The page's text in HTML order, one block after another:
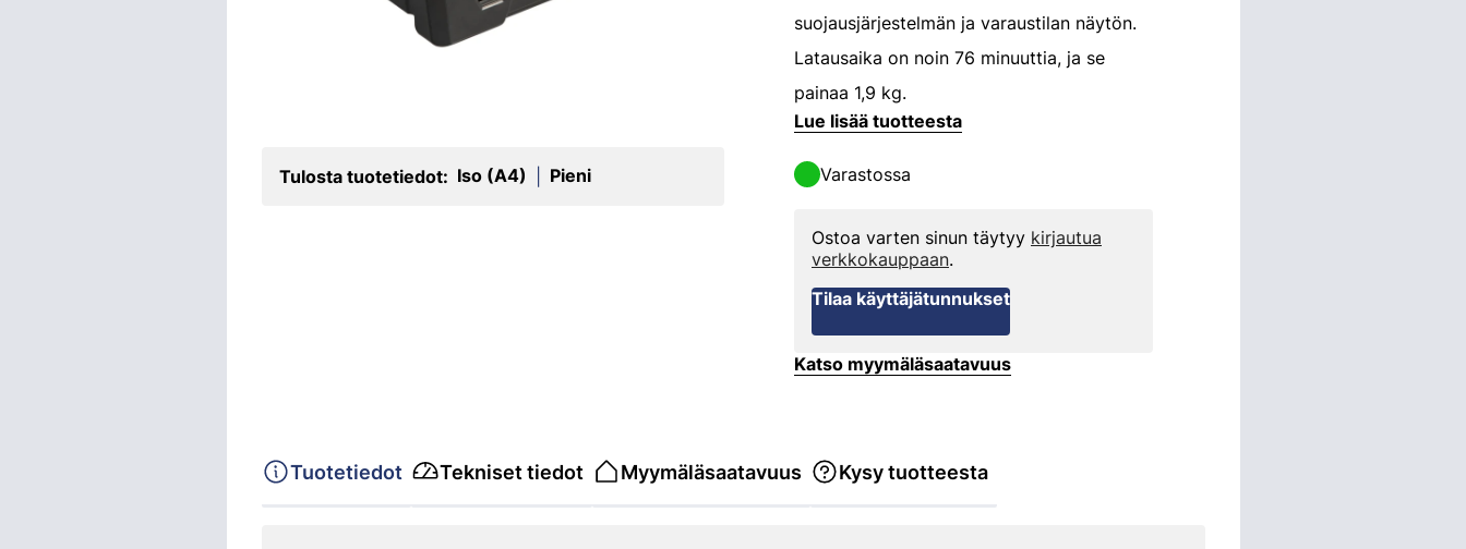
Tulosta tuotetiedot: Iso (A4) Pieni
suojausjärjestelmän ja varaustilan näytön.
Latausaika on noin 76 minuuttia, ja se
painaa 1,9 kg.
Lue lisää tuotteesta
Varastossa
Ostoa varten sinun täytyy kirjautua
verkkokauppaan.
Tilaa käyttäjätunnukset
Katso myymäläsaatavuus
Tuotetiedot Tekniset tiedot Myymäläsaatavuus Kysy tuotteesta